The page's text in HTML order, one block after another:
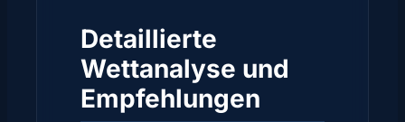
Detaillierte
Wettanalyse und
Empfehlungen